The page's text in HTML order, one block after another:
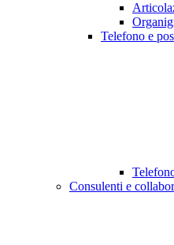
Telefono e
Consulenti e